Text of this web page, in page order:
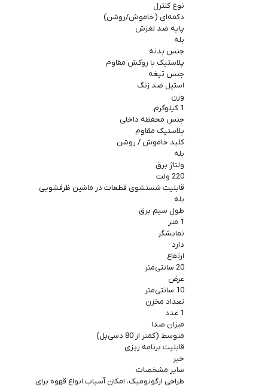
نوع کنترل
دکمه‌ای (خاموش/روشن)
پایه ضد لغزش
بله
جنس بدنه
پلاستیک با روکش مقاوم
جنس تیغه
استیل ضد زنگ
وزن
1 کیلوگرم
جنس محفظه داخلی
پلاستیک مقاوم
کلید خاموش / روشن
بله
ولتاژ برق
220 ولت
قابلیت شستشوی قطعات در ماشین ظرفشویی
بله
طول سیم برق
1 متر
نمایشگر
دارد
ارتفاع
20 سانتی‌متر
عرض
10 سانتی‌متر
تعداد مخزن
1 عدد
میزان صدا
متوسط (کمتر از 80 دسی‌بل)
قابلیت برنامه ریزی
خیر
سایر مشخصات
طراحی ارگونومیک، امکان آسیاب انواع قهوه برای